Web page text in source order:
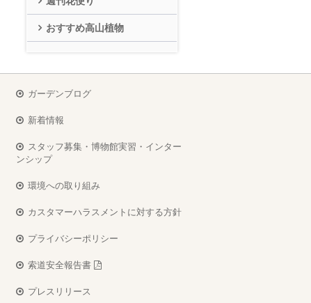
おすすめ高山植物
ガーデンブログ
新着情報
スタッフ募集・博物館実習・インター
ンシップ
環境への取り組み
カスタマーハラスメントに対する方針
プライバシーポリシー
索道安全報告書
プレスリリース